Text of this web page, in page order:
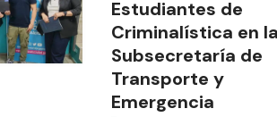
Estudiantes de
Criminalística en la
Subsecretaría de
Transporte y
Emergencia